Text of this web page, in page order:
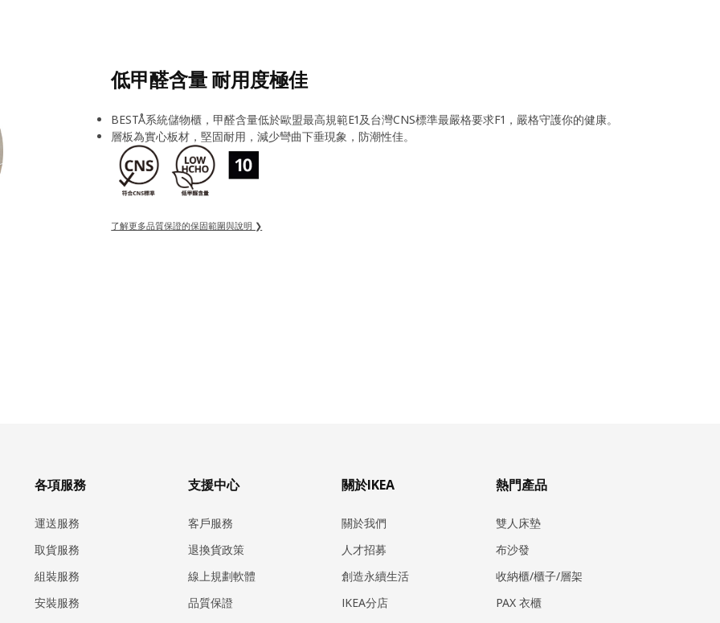
低甲醛含量 耐用度極佳
BESTÅ系統儲物櫃，甲醛含量低於歐盟最高規範E1及台灣CNS標準最嚴格要求F1，嚴格守護你的健康。
層板為實心板材，堅固耐用，減少彎曲下垂現象，防潮性佳。
了解更多品質保證的保固範圍與說明 ❯
各項服務
運送服務
取貨服務
組裝服務
安裝服務
支援中心
客戶服務
退換貨政策
線上規劃軟體
品質保證
關於IKEA
關於我們
人才招募
創造永續生活
IKEA分店
熱門產品
雙人床墊
布沙發
收納櫃/櫃子/層架
PAX 衣櫃